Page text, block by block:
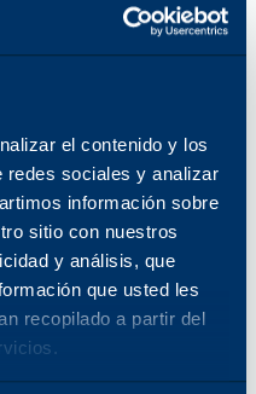
el contenido y los
redes sociales y analizar
información sobre
sitio con nuestros
y análisis, que
que usted les
recopilado a partir del
EE.UU
Todos los
demás países